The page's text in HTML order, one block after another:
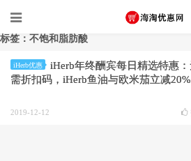
标签：不饱和脂肪酸
iHerb优惠
iHerb年终酬宾每日精选特惠
需折扣码，iHerb鱼油与欧米茄立减20%
2019-12-12